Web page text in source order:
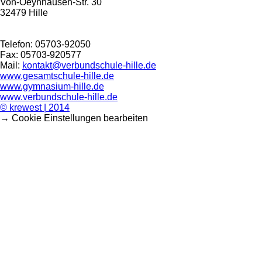
32479 Hille
Telefon: 05703-92050
Fax: 05703-920577
Mail: kontakt@verbundschule-hille.de
www.gesamtschule-hille.de
www.gymnasium-hille.de
www.verbundschule-hille.de
© krewest | 2014
→ Cookie Einstellungen bearbeiten